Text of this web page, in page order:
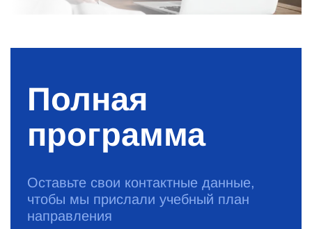
Полная
программа
Оставьте свои контактные данные,
чтобы мы прислали учебный план
направления